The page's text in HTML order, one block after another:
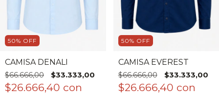
50% OFF
CAMISA DENALI
$66.666,00
$33.333,00
$26.666,40 con
50% OFF
CAMISA EVEREST
$66.666,00
$33.333,00
$26.666,40 con